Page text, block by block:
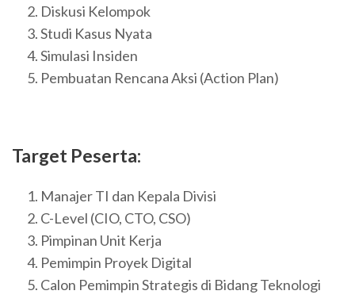
Diskusi Kelompok
Studi Kasus Nyata
Simulasi Insiden
Pembuatan Rencana Aksi (Action Plan)
Target Peserta:
Manajer TI dan Kepala Divisi
C-Level (CIO, CTO, CSO)
Pimpinan Unit Kerja
Pemimpin Proyek Digital
Calon Pemimpin Strategis di Bidang Teknologi